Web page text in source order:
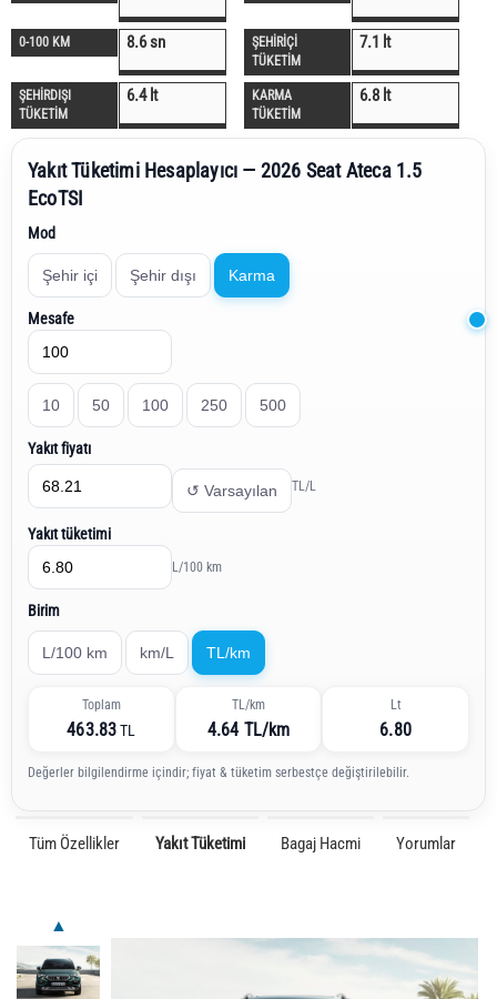
0-100 KM 8.6 sn
ŞEHİRİÇİ
TÜKETİM
7.1 lt
ŞEHİRDIŞI
TÜKETİM
6.4 lt
KARMA
TÜKETİM
6.8 lt
Yakıt Tüketimi Hesaplayıcı — 2026 Seat Ateca 1.5
EcoTSI
Mod
Şehir içi Şehir dışı Karma
Mesafe
10 50 100 250 500
Yakıt fiyatı
↺ Varsayılan TL/L
Yakıt tüketimi
L/100 km
Birim
L/100 km km/L TL/km
Toplam
463.83TL
TL/km
4.64 TL/km
Lt
6.80
Değerler bilgilendirme içindir; fiyat & tüketim serbestçe değiştirilebilir.
Tüm Özellikler Yakıt Tüketimi Bagaj Hacmi Yorumlar
▲